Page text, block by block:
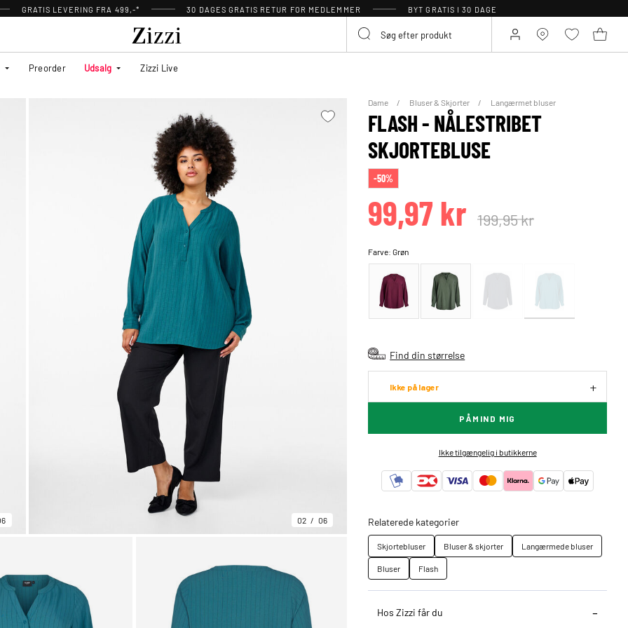
GRATIS LEVERING FRA 499,-* 30 DAGES GRATIS RETUR FOR MEDLEMMER BYT GRATIS I 30 DAGE
Preorder Udsalg Zizzi Live
02 06
Dame Bluser & Skjorter Langærmet bluser
FLASH - NÅLESTRIBET
SKJORTEBLUSE
-50%
99,97 kr 199,95 kr
Farve:Grøn
Find din størrelse
Ikke på lager
PÅMIND MIG
Ikke tilgængelig i butikkerne
Relaterede kategorier
Skjortebluser Bluser & skjorter
Langærmede bluser
Bluser
Flash
Hos Zizzi får du